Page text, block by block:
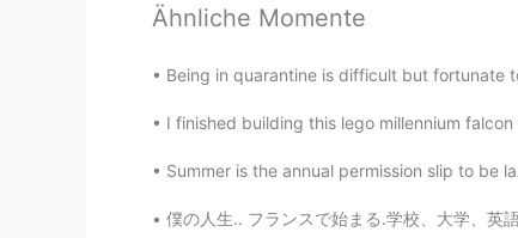
答えはもちろん日本に住んでいます
すよと言ったら「いいな～カナダ
ますよと言ったら「いいな～カナ
僕は 本当に毎週カナダに帰った
Ähnliche Momente
Being in quarantine is difficult but fortunate
I finished building this lego millennium
Summer is the annual permission slip to be
僕の人生.. フランスで始まる.学校、大学、英語が勉強しました.